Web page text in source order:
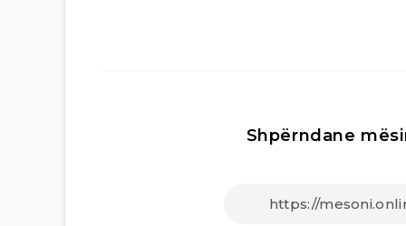
Shpërndane